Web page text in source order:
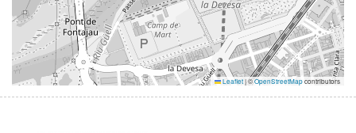
Leaflet|©OpenStreetMapcontributors